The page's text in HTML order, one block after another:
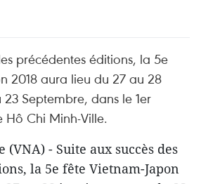
précédentes éditions, la 5e
2018 aura lieu du 27 au 28
Septembre, dans le 1er
Hô Chi Minh-​Ville.
- Suite aux succès des
la 5e fête Vietnam-Japon